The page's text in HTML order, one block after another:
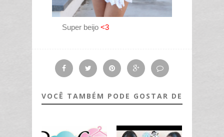
Super beijo <3
VOCÊ TAMBÉM PODE GOSTAR DE